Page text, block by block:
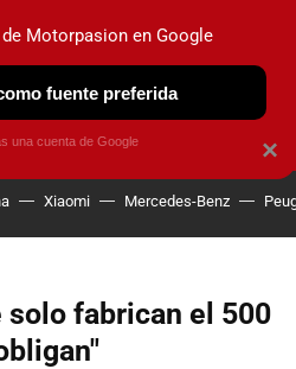
OBSERVATORIO
Xiaomi Mercedes-Benz
solo fabrican el 500
×
Motorpasion en Google
fuente preferida
una cuenta de Google